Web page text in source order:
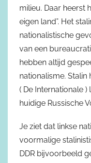
milieu. Daar heerst
eigen land”. Het
nationalistische
van een
hebben altijd
nationalisme. Stalin
( De Internationale
huidige Russische
Je ziet dat linkse
voormalige
DDR bijvoorbeeld